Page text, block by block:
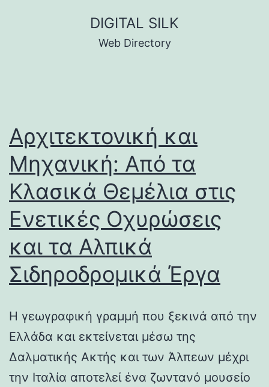
DIGITAL SILK
Web Directory
Αρχιτεκτονική και
Μηχανική: Από τα
Κλασικά Θεμέλια στις
Ενετικές Οχυρώσεις
και τα Αλπικά
Σιδηροδρομικά Έργα
Η γεωγραφική γραμμή που ξεκινά από την
Ελλάδα και εκτείνεται μέσω της
Δαλματικής Ακτής και των Άλπεων μέχρι
την Ιταλία αποτελεί ένα ζωντανό μουσείο